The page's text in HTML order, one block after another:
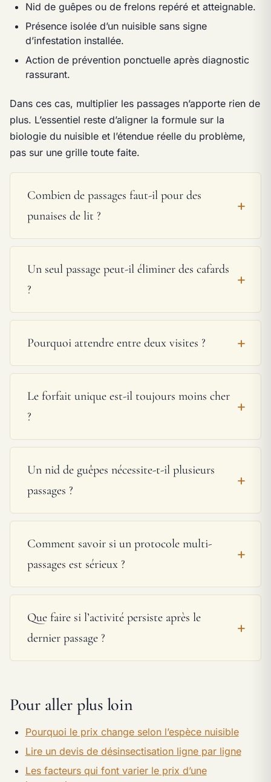
Nid de guêpes ou de frelons repéré et atteignable.
Présence isolée d’un nuisible sans signe
d’infestation installée.
Action de prévention ponctuelle après diagnostic
rassurant.
Dans ces cas, multiplier les passages n’apporte rien de
plus. L’essentiel reste d’aligner la formule sur la
biologie du nuisible et l’étendue réelle du problème,
pas sur une grille toute faite.
Combien de passages faut-il pour des
punaises de lit ?
Un seul passage peut-il éliminer des cafards
?
Pourquoi attendre entre deux visites ?
Le forfait unique est-il toujours moins cher
?
Un nid de guêpes nécessite-t-il plusieurs
passages ?
Comment savoir si un protocole multi-
passages est sérieux ?
Que faire si l’activité persiste après le
dernier passage ?
Pour aller plus loin
Pourquoi le prix change selon l’espèce nuisible
Lire un devis de désinsectisation ligne par ligne
Les facteurs qui font varier le prix d’une